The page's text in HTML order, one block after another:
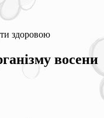
здоровою
восени